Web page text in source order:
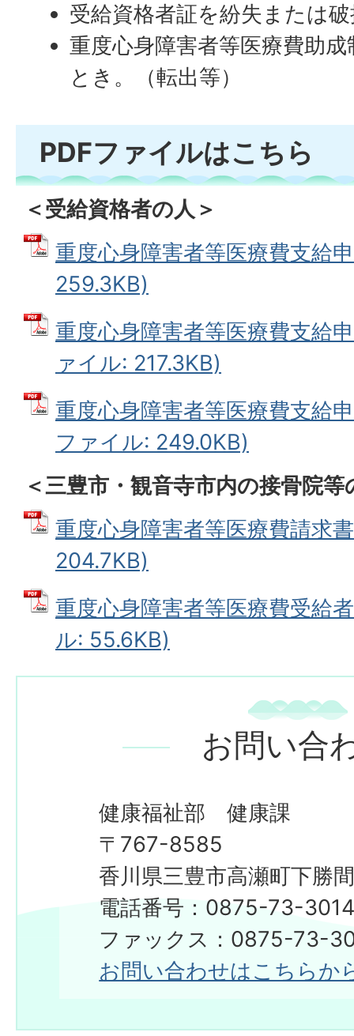
受給資格者証を紛失または
重度心身障害者等医療費助
とき。（転出等）
PDFファイルはこちら
＜受給資格者の人＞
重度心身障害者等医療費支給
259.3KB)
重度心身障害者等医療費支給
ァイル: 217.3KB)
重度心身障害者等医療費支給
ファイル: 249.0KB)
＜三豊市・観音寺市内の接骨院等
重度心身障害者等医療費請求
204.7KB)
重度心身障害者等医療費受給
ル: 55.6KB)
お問い合
健康福祉部 健康課
〒767-8585
香川県三豊市高瀬町下勝
電話番号：0875-73-
ファックス：0875-73-
お問い合わせはこちらか